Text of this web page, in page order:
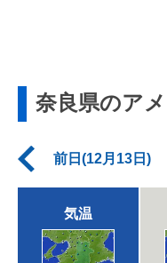
奈良県のア
前日(12月13日)
気温